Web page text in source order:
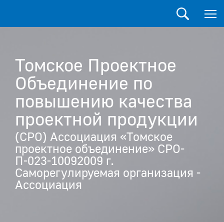
Томское Проектное
Объединение по
повышению качества
проектной продукции
(СРО) Ассоциация «Томское
проектное объединение» СРО-
П-023-10092009 г.
Саморегулируемая организация -
Ассоциация